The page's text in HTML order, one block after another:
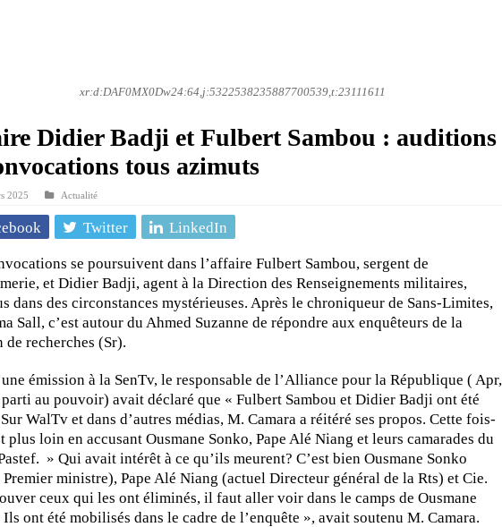
xr:d:DAF0MX0Dw24:64,j:5322538235887700539,t:23111611
Didier Badji et Fulbert Sambou : auditions
tous azimuts
2025 Actualité
Twitter LinkedIn
se poursuivent dans l’affaire Fulbert Sambou, sergent de
et Didier Badji, agent à la Direction des Renseignements militaires,
dans des circonstances mystérieuses. Après le chroniqueur de Sans-Limites,
Sall, c’est autour du Ahmed Suzanne de répondre aux enquêteurs de la
de recherches (Sr).
émission à la SenTv, le responsable de l’Alliance pour la République ( Apr,
au pouvoir) avait déclaré que « Fulbert Sambou et Didier Badji ont été
WalTv et dans d’autres médias, M. Camara a réitéré ses propos. Cette fois-
plus loin en accusant Ousmane Sonko, Pape Alé Niang et leurs camarades du
» Qui avait intérêt à ce qu’ils meurent? C’est bien Ousmane Sonko
ministre), Pape Alé Niang (actuel Directeur général de la Rts) et Cie.
ceux qui les ont éliminés, il faut aller voir dans le camps de Ousmane
Ils ont été mobilisés dans le cadre de l’enquête », avait soutenu M. Camara.